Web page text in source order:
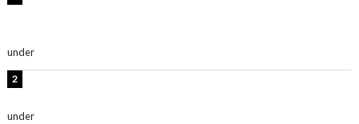
under
under